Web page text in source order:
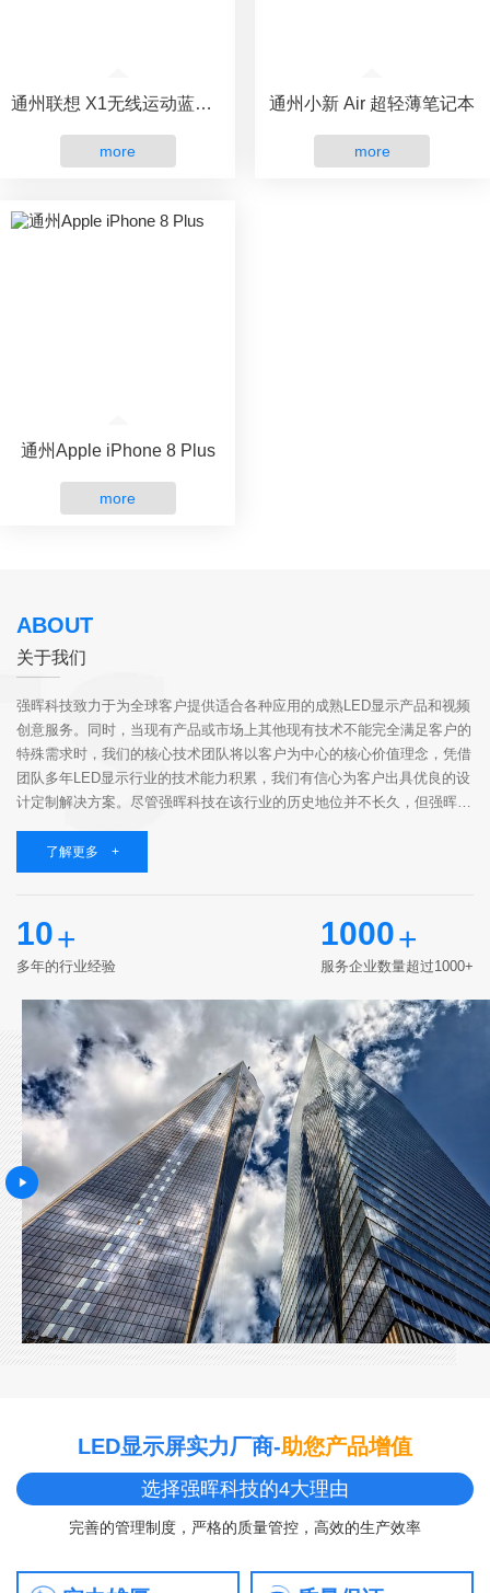
通州联想 X1无线运动蓝牙耳机
more
通州小新 Air 超轻薄笔记本
more
通州Apple iPhone 8 Plus
more
ABOUT
关于我们
强晖科技致力于为全球客户提供适合各种应用的成熟LED显示产品和视频
创意服务。同时，当现有产品或市场上其他现有技术不能完全满足客户的
特殊需求时，我们的核心技术团队将以客户为中心的核心价值理念，凭借
团队多年LED显示行业的技术能力积累，我们有信心为客户出具优良的设
计定制解决方案。尽管强晖科技在该行业的历史地位并不长久，但强晖科
同的价值观和...
了解更多 +
10+
多年的行业经验
1000+
服务企业数量超过1000+
LED显示屏实力厂商-助您产品增值
选择强晖科技的4大理由
完善的管理制度，严格的质量管控，高效的生产效率